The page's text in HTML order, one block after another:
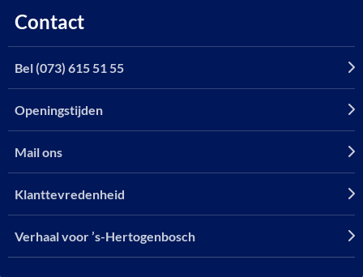
Contact
Bel (073) 615 51 55
Openingstijden
Mail ons
Klanttevredenheid
Verhaal voor ’s-Hertogenbosch